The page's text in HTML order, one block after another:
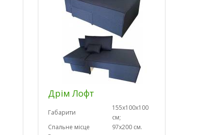
Дрім Лофт
Габарити
155х100х100
см;
Спальне місце
97х200 см.